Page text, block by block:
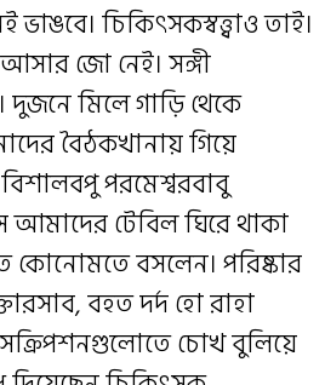
ভাঙবে। চিকিৎসকস্বত্ত্বাও তাই।
জো নেই। সঙ্গী
মিলে গাড়ি থেকে
বৈঠকখানায় গিয়ে
পরমেশ্বরবাবু
আমাদের টেবিল ঘিরে থাকা
কোনোমতে বসলেন। পরিষ্কার
বহত দর্দ হো রাহা
চোখ বুলিয়ে